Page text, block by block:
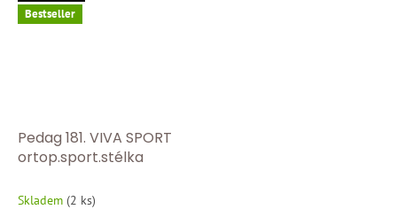
Bestseller
Pedag 181. VIVA SPORT
ortop.sport.stélka
Skladem (2 ks)